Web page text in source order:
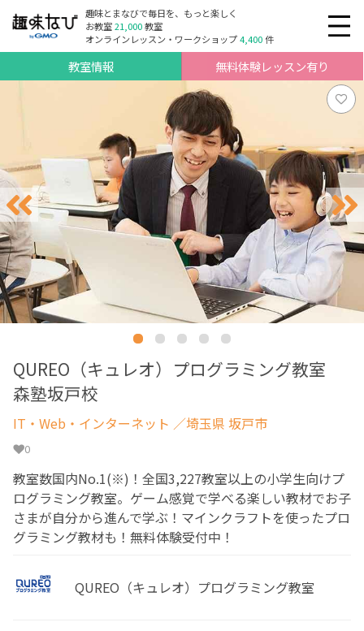
趣味とまなびで毎日を、もっと楽しく
お教室21,000教室
オンラインレッスン・ワークショップ4,400件
教室情報 無料体験レッスン有り
QUREO（キュレオ）プログラミング教室
森塾坂戸校
IT・Web・インターネット ／埼玉県 坂戸市
0
教室数国内No.1(※)！全国3,227教室以上の小学生向けプ
ログラミング教室。ゲーム感覚で学べる楽しい教材でお子
さまが自分から進んで学ぶ！マインクラフトを使ったプロ
グラミング教材も！無料体験受付中！
QUREO（キュレオ）プログラミング教室